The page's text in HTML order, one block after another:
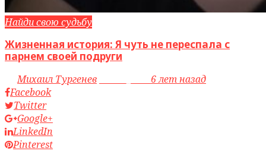
Найди свою судьбу
Жизненная история: Я чуть не переспала с
парнем своей подруги
byМихаил Тургенев
6 лет назад
Facebook
Twitter
Google+
LinkedIn
Pinterest